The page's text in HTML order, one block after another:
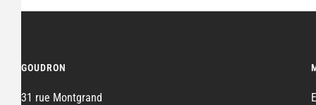
GOUDRON
31 rue Montgrand